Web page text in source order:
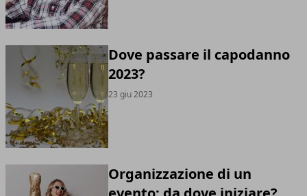
Dove passare il capodanno
2023?
23 giu 2023
Organizzazione di un